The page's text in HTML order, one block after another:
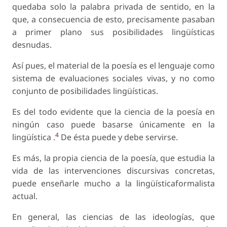
quedaba solo la palabra privada de sentido, en la
que, a consecuencia de esto, precisamente pasaban
a primer plano sus posibilidades lingüísticas
desnudas.
Así pues, el material de la poesía es el lenguaje como
sistema de evaluaciones sociales vivas, y no como
conjunto de posibilidades lingüísticas.
Es del todo evidente que la ciencia de la poesía en
ningún caso puede basarse únicamente en la
lingüística .4 De ésta puede y debe servirse.
Es más, la propia ciencia de la poesía, que estudia la
vida de las intervenciones discursivas concretas,
puede enseñarle mucho a la lingüísticaformalista
actual.
En general, las ciencias de las ideologías, que